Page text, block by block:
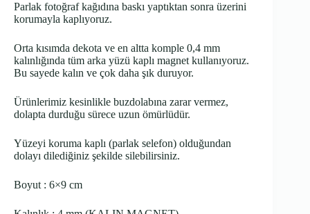
Parlak fotoğraf kağıdına baskı yaptıktan sonra üzerini
korumayla kaplıyoruz.
Orta kısımda dekota ve en altta komple 0,4 mm
kalınlığında tüm arka yüzü kaplı magnet kullanıyoruz.
Bu sayede kalın ve çok daha şık duruyor.
Ürünlerimiz kesinlikle buzdolabına zarar vermez,
dolapta durduğu sürece uzun ömürlüdür.
Yüzeyi koruma kaplı (parlak selefon) olduğundan
dolayı dilediğiniz şekilde silebilirsiniz.
Boyut : 6×9 cm